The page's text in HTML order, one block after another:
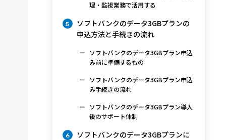
理・監視業務で活用する
5
ソフトバンクのデータ3GBプランの
申込方法と手続きの流れ
ソフトバンクのデータ3GBプラン申込
み前に準備するもの
ソフトバンクのデータ3GBプラン申込
み手続きの流れ
ソフトバンクのデータ3GBプラン導入
後のサポート体制
6
ソフトバンクのデータ3GBプランに